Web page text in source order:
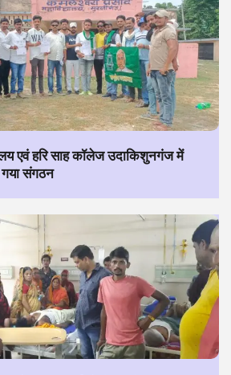
एवं हरि साह कॉलेज उदाकिशुनगंज में
गया संगठन